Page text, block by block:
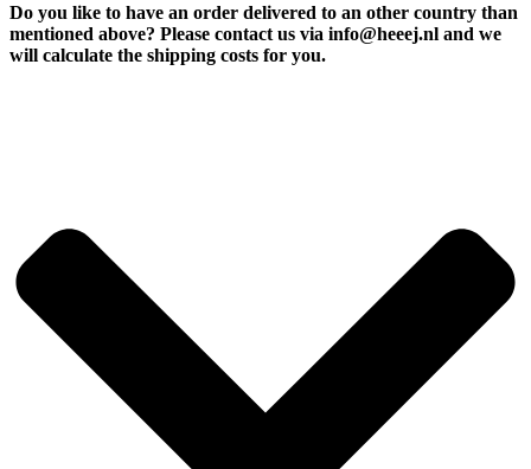
Do you like to have an order delivered to an other country than
mentioned above? Please contact us via info@heeej.nl and we
will calculate the shipping costs for you.